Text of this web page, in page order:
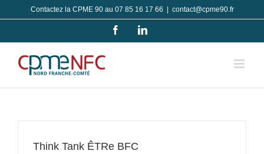
au
Contactez la CPME 90 au 07 85 16 17 66 contact@cpme90.fr
FacebookLinkedIn
Think Tank ÊTRe BFC